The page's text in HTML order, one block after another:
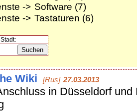
-> Software (7)
-> Tastaturen (6)
Stadt:
Wiki [Rus] 27.03.2013
in Düsseldorf und